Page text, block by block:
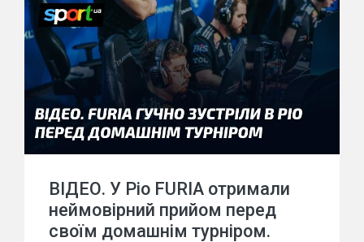
ВІДЕО. У Ріо FURIA отримали
неймовірний прийом перед
своїм домашнім турніром.